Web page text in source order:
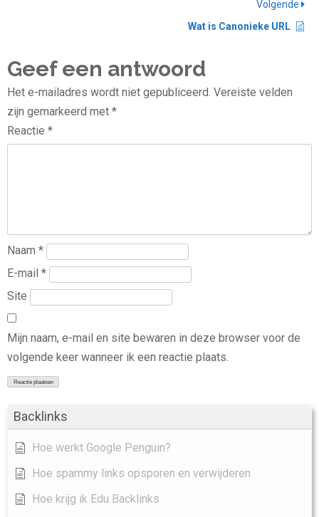
Backlinks
Hoe werkt Google Penguin?
Hoe spammy links opsporen en verwijderen
Hoe krijg ik Edu Backlinks
Volgende
Wat is Canonieke URL
Geef een antwoord
Het e-mailadres wordt niet gepubliceerd. Vereiste velden
zijn gemarkeerd met *
Reactie *
Naam *
E-mail *
Site
Mijn naam, e-mail en site bewaren in deze browser voor de
volgende keer wanneer ik een reactie plaats.